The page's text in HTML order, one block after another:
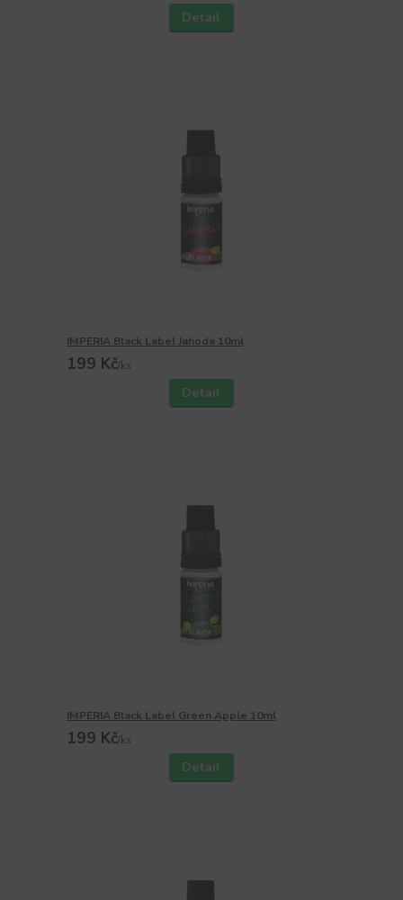
Detail
IMPERIA Black Label Jahoda 10ml
199 Kč/ks
Detail
IMPERIA Black Label Green Apple 10ml
199 Kč/ks
Detail